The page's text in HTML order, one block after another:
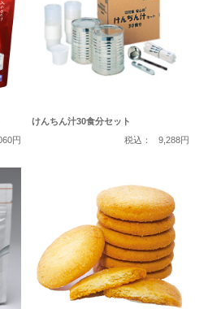
円
けんちん汁30食分セット
税込：
9,288円